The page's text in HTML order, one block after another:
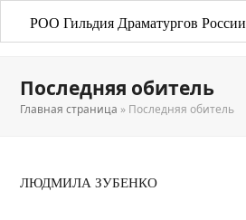
РОО Гильдия Драматургов России
Последняя обитель
Главная страница » Последняя обитель
ЛЮДМИЛА ЗУБЕНКО